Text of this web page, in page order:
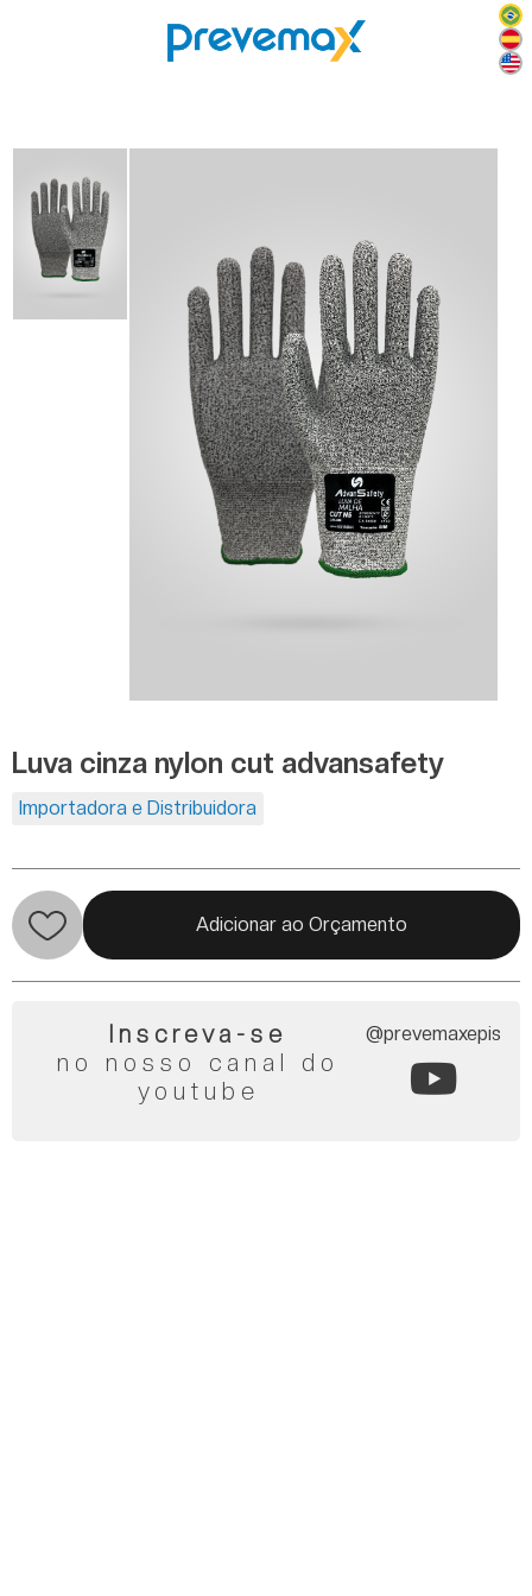
Luva cinza nylon cut advansafety
Importadora e Distribuidora
Adicionar ao Orçamento
Inscreva-se
no nosso canal do
youtube
@prevemaxepis